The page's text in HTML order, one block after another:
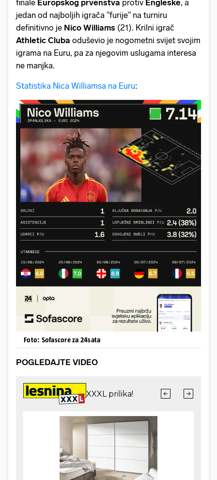
finale Europskog prvenstva protiv Engleske, a
jedan od najboljih igrača "furije" na turniru
definitivno je Nico Williams (21). Krilni igrač
Athletic Cluba oduševio je nogometni svijet svojim
igrama na Euru, pa za njegovim uslugama interesa
ne manjka.
Statistika Nica Williamsa na Euru:
Foto: Sofascore za 24sata
POGLEDAJTE VIDEO